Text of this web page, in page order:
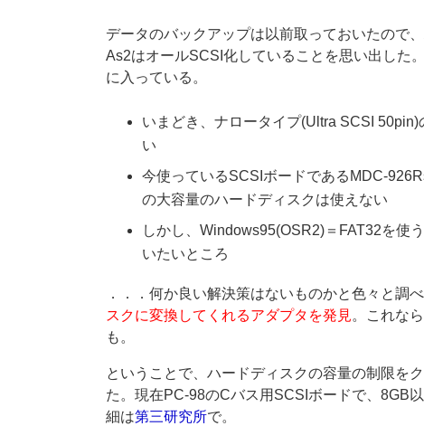
データのバックアップは以前取っておいたので
As2はオールSCSI化していることを思い出した
に入っている。
いまどき、ナロータイプ(Ultra SCSI
い
今使っているSCSIボードであるMDC-
の大容量のハードディスクは使えない
しかし、Windows95(OSR2)＝FAT32を使
いたいところ
．．．何か良い解決策はないものかと色々と調べ
スクに変換してくれるアダプタを発見。これな
も。
ということで、ハードディスクの容量の制限を
た。現在PC-98のCバス用SCSIボードで、8GB
細は第三研究所で。